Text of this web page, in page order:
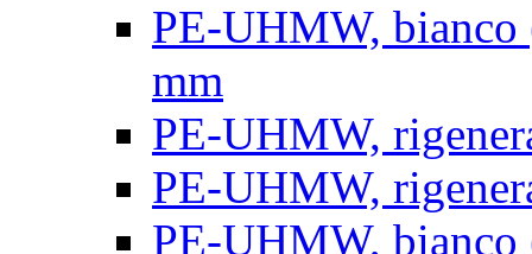
PE-UHMW, bianco
mm
PE-UHMW,
PE-UHMW,
PE-UHMW,